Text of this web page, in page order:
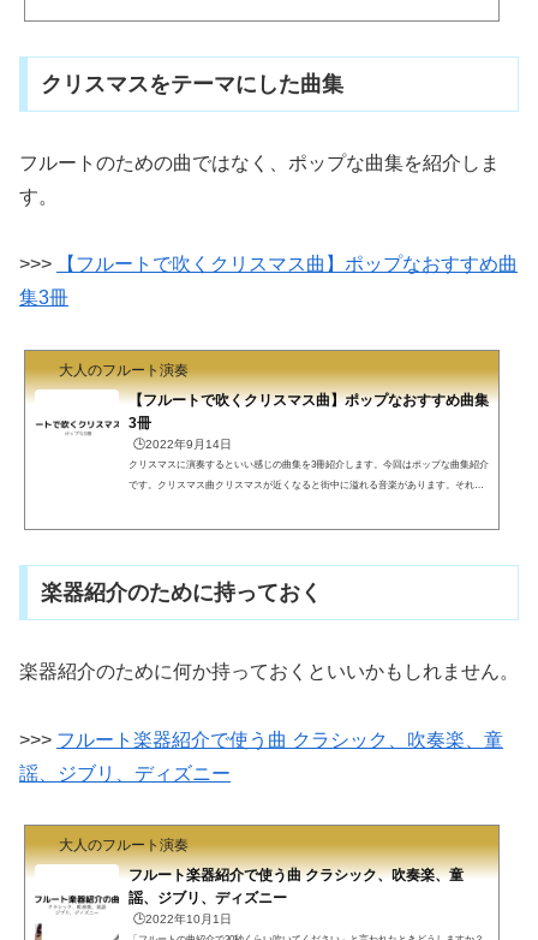
nts)};c.getElementById(a)||(d...
クリスマスをテーマにした曲集
フルートのための曲ではなく、ポップな曲集を紹介しま
す。
>>>
【フルートで吹くクリスマス曲】ポップなおすすめ曲
集3冊
大人のフルート演奏
【フルートで吹くクリスマス曲】ポップなおすすめ曲集
3冊
🕒️2022年9月14日
クリスマスに演奏するといい感じの曲集を3冊紹介します。今回はポップな曲集紹介
です。クリスマス曲クリスマスが近くなると街中に溢れる音楽があります。それら
アレンジで楽しめます。特別な場所やイベントに相応しい、オトナ＆リッチな雰囲
気を重視したいならこちらをどうぞ。(function(b,c,f,g,a...
楽器紹介のために持っておく
楽器紹介のために何か持っておくといいかもしれません。
>>> フルート楽器紹介で使う曲 クラシック、吹奏楽、童
謡、ジブリ、ディズニー
大人のフルート演奏
フルート楽器紹介で使う曲 クラシック、吹奏楽、童
謡、ジブリ、ディズニー
🕒️2022年10月1日